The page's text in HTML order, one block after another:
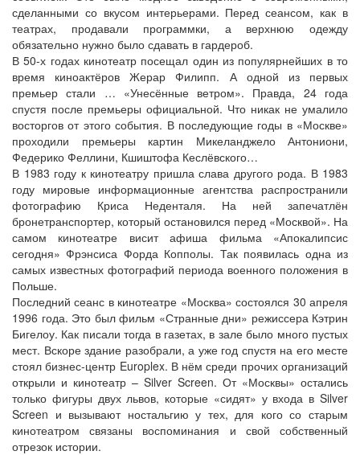
сделанными со вкусом интерьерами. Перед сеансом, как в
театрах, продавали программки, а верхнюю одежду
обязательно нужно было сдавать в гардероб.
В 50-х годах кинотеатр посещал один из популярнейших в то
время киноактёров Жерар Филипп. А одной из первых
премьер стали … «Унесённые ветром». Правда, 24 года
спустя после премьеры официальной. Что никак не умалило
восторгов от этого события. В последующие годы в «Москве»
проходили премьеры картин Микеланджело Антониони,
Федерико Феллини, Кшиштофа Кеслёвского…
В 1983 году к кинотеатру пришла слава другого рода. В 1983
году мировые информационные агентства распространили
фотографию Криса Неденталя. На ней запечатлён
бронетранспортер, который остановился перед «Москвой». На
самом кинотеатре висит афиша фильма «Апокалипсис
сегодня» Фрэнсиса Форда Копполы. Так появилась одна из
самых известных фотографий периода военного положения в
Польше.
Последний сеанс в кинотеатре «Москва» состоялся 30 апреля
1996 года. Это был фильм «Странные дни» режиссера Кэтрин
Бигелоу. Как писали тогда в газетах, в зале было много пустых
мест. Вскоре здание разобрали, а уже год спустя на его месте
стоял бизнес-центр Europlex. В нём среди прочих организаций
открыли и кинотеатр – Silver Screen. От «Москвы» остались
только фигуры двух львов, которые «сидят» у входа в Silver
Screen и вызывают ностальгию у тех, для кого со старым
кинотеатром связаны воспоминания и свой собственный
отрезок истории.